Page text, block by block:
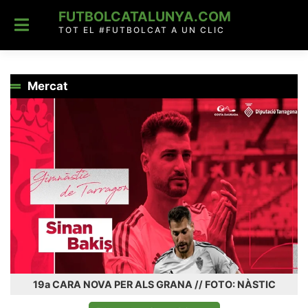
content
FUTBOLCATALUNYA.COM
TOT EL #FUTBOLCAT A UN CLIC
Mercat
19a CARA NOVA PER ALS GRANA // FOTO: NÀSTIC